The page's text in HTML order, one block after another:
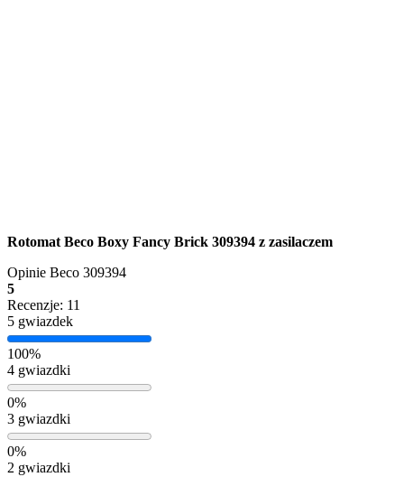
Rotomat Beco Boxy Fancy Brick 309394 z zasilaczem
Opinie Beco 309394
5
Recenzje: 11
5 gwiazdek
100%
4 gwiazdki
0%
3 gwiazdki
0%
2 gwiazdki